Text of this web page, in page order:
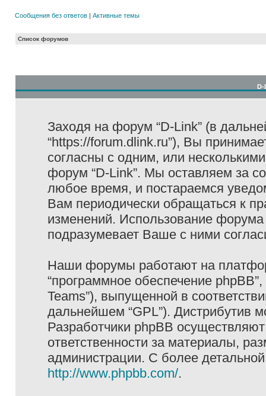
Сообщения без ответов | Активные темы
Список форумов
D-
Заходя на форум “D-Link” (в
“https://forum.dlink.ru”), Вы
согласны с одним, или
форум “D-Link”. Мы оставляем за
любое время, и постараемся
Вам периодически обращаться к
изменений. Использование
подразумевает Ваше с ними
Наши форумы работают на
“программное обеспечение
Teams”), выпущенной в
дальнейшем “GPL”). Дистрибутив
Разработчики phpBB
ответственности за материалы,
администрации. С более
http://www.phpbb.com/.